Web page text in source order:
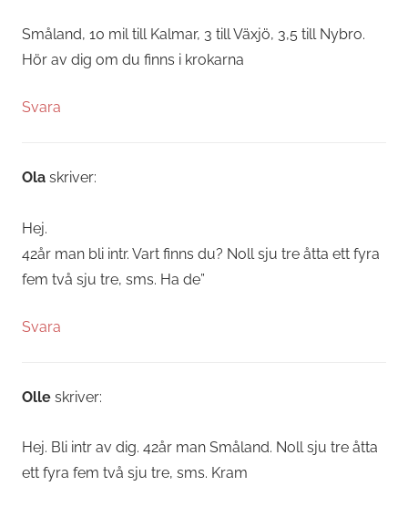
Småland, 10 mil till Kalmar, 3 till Växjö, 3,5 till Nybro.
Hör av dig om du finns i krokarna
Svara
Ola skriver:
Hej.
42år man bli intr. Vart finns du? Noll sju tre åtta ett fyra
fem två sju tre, sms. Ha de”
Svara
Olle skriver:
Hej. Bli intr av dig. 42år man Småland. Noll sju tre åtta
ett fyra fem två sju tre, sms. Kram